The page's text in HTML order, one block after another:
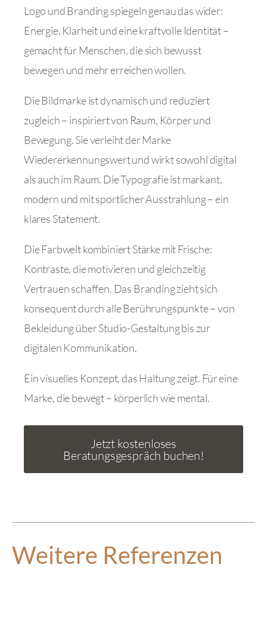
Logo und Branding spiegeln genau das wider:
Energie, Klarheit und eine kraftvolle Identität –
gemacht für Menschen, die sich bewusst
bewegen und mehr erreichen wollen.
Die Bildmarke ist dynamisch und reduziert
zugleich – inspiriert von Raum, Körper und
Bewegung. Sie verleiht der Marke
Wiedererkennungswert und wirkt sowohl digital
als auch im Raum. Die Typografie ist markant,
modern und mit sportlicher Ausstrahlung – ein
klares Statement.
Die Farbwelt kombiniert Stärke mit Frische:
Kontraste, die motivieren und gleichzeitig
Vertrauen schaffen. Das Branding zieht sich
konsequent durch alle Berührungspunkte – von
Bekleidung über Studio-Gestaltung bis zur
digitalen Kommunikation.
Ein visuelles Konzept, das Haltung zeigt. Für eine
Marke, die bewegt – körperlich wie mental.
Jetzt kostenloses
Beratungsgespräch buchen!
Weitere Referenzen